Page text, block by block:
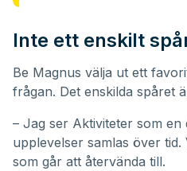
Inte ett enskilt
Be Magnus välja ut ett
frågan. Det enskilda spåret
– Jag ser Aktiviteter som en
upplevelser samlas över
som går att återvända till.